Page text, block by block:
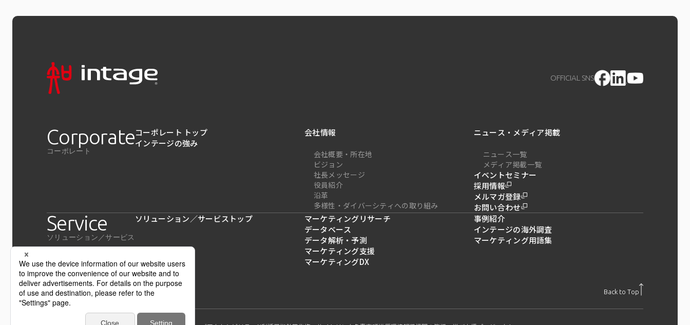
OFFICIAL SNS
Corporate
コーポレート
コーポレート トップ
インテージの強み
会社情報
会社概要・所在地
ビジョン
社長メッセージ
役員紹介
沿革
多様性・ダイバーシティへの取り組み
ニュース・メディア掲載
ニュース一覧
メディア掲載一覧
イベントセミナー
採用情報
メルマガ登録
お問い合わせ
Service
ソリューション／サービス
ソリューション／サービストップ
マーケティングリサーチ
データベース
データ解析・予測
マーケティング支援
マーケティングDX
事例紹介
インテージの海外調査
マーケティング用語集
Back to Top